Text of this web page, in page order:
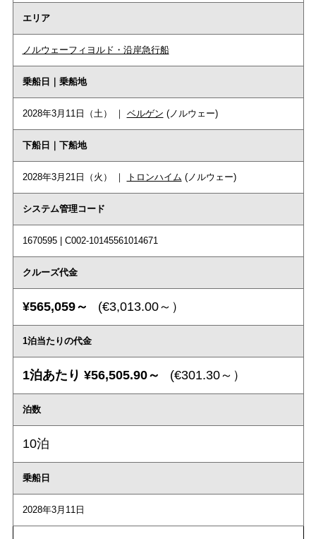
エリア
ノルウェーフィヨルド・沿岸急行船
乗船日｜乗船地
2028年3月11日（土） ｜ ベルゲン (ノルウェー)
下船日｜下船地
2028年3月21日（火） ｜ トロンハイム (ノルウェー)
システム管理コード
1670595 | C002-10145561014671
クルーズ代金
¥565,059～ (€3,013.00～）
1泊当たりの代金
1泊あたり ¥56,505.90～ (€301.30～）
泊数
10泊
乗船日
2028年3月11日